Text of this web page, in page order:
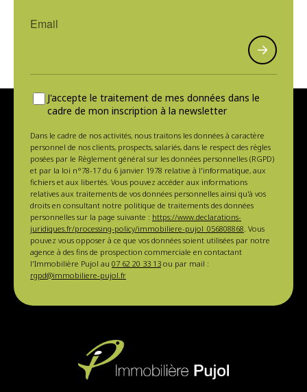
J'accepte le traitement de mes données dans le
cadre de mon inscription à la newsletter
Dans le cadre de nos activités, nous traitons les données à caractère
personnel de nos clients, prospects, salariés, dans le respect des règles
posées par le Règlement général sur les données personnelles (RGPD)
et par la loi n°78-17 du 6 janvier 1978 relative à l'informatique, aux
fichiers et aux libertés. Vous pouvez accéder aux informations
relatives aux traitements de vos données personnelles ainsi qu'à vos
droits en consultant notre politique de traitements des données
personnelles sur la page suivante : https://www.declarations-
juridiques.fr/processing-policy/immobiliere-pujol_056808868. Vous
pouvez vous opposer à ce que vos données soient utilisées par notre
agence à des fins de prospection commerciale en contactant
l'Immobilière Pujol au 07 62 20 33 13 ou par mail :
rgpd@immobiliere-pujol.fr